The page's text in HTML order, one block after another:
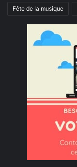
Fête de la musique